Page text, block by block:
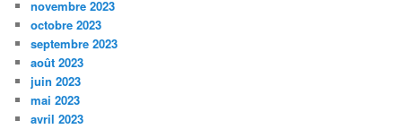
novembre 2023
octobre 2023
septembre 2023
août 2023
juin 2023
mai 2023
avril 2023